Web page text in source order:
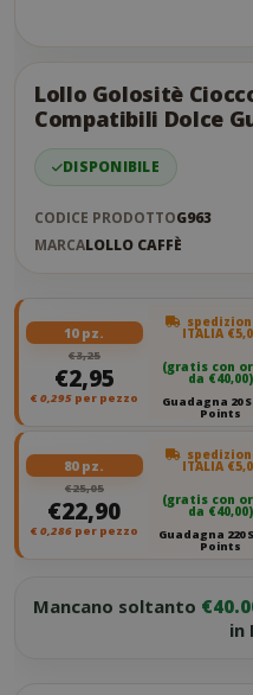
the
end
the
images
gallery
Lollo Golositè
Compatibili Dolce
DISPONIBILE
CODICE PRODOTTOG963
MARCALOLLO CAFFÈ
10 pz.
€3,25
€2,95
€ 0,295per pezzo
ITALIA
(gratis con
da €40,00)
Guadagna 20
Points
80 pz.
€25,05
€22,90
€ 0,286per pezzo
ITALIA
(gratis con
da €40,00)
Guadagna 220
Points
Mancano soltanto
in